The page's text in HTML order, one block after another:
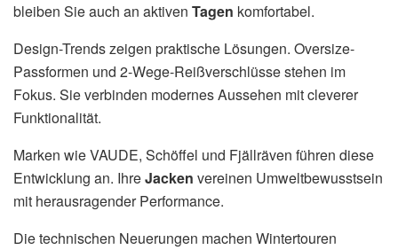
bleiben Sie auch an aktiven Tagen komfortabel.
Design-Trends zeigen praktische Lösungen. Oversize-
Passformen und 2-Wege-Reißverschlüsse stehen im
Fokus. Sie verbinden modernes Aussehen mit cleverer
Funktionalität.
Marken wie VAUDE, Schöffel und Fjällräven führen diese
Entwicklung an. IhreJacken vereinen Umweltbewusstsein
mit herausragender Performance.
Die technischen Neuerungen machen Wintertouren